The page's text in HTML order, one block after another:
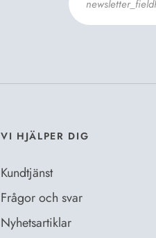
VI HJÄLPER DIG
Kundtjänst
Frågor och svar
Nyhetsartiklar